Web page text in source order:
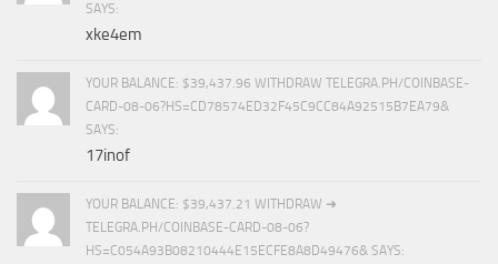
SAYS:
xke4em
YOUR BALANCE: $39,437.96 WITHDRAW TELEGRA.PH/COINBASE-
CARD-08-06?HS=CD78574ED32F45C9CC84A92515B7EA79&
SAYS:
17inof
YOUR BALANCE: $39,437.21 WITHDRAW ➜
TELEGRA.PH/COINBASE-CARD-08-06?
HS=C054A93B08210444E15ECFE8A8D49476& SAYS: